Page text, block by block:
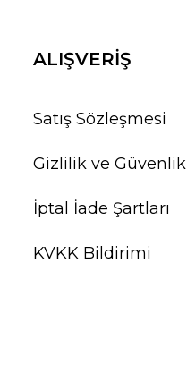
ALIŞVERİŞ
Satış Sözleşmesi
Gizlilik ve Güvenlik
İptal İade Şartları
KVKK Bildirimi